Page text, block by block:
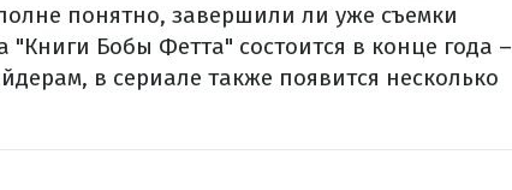
понятно, завершили ли уже съемки
"Книги Бобы Фетта" состоится в конце года –
в сериале также появится несколько